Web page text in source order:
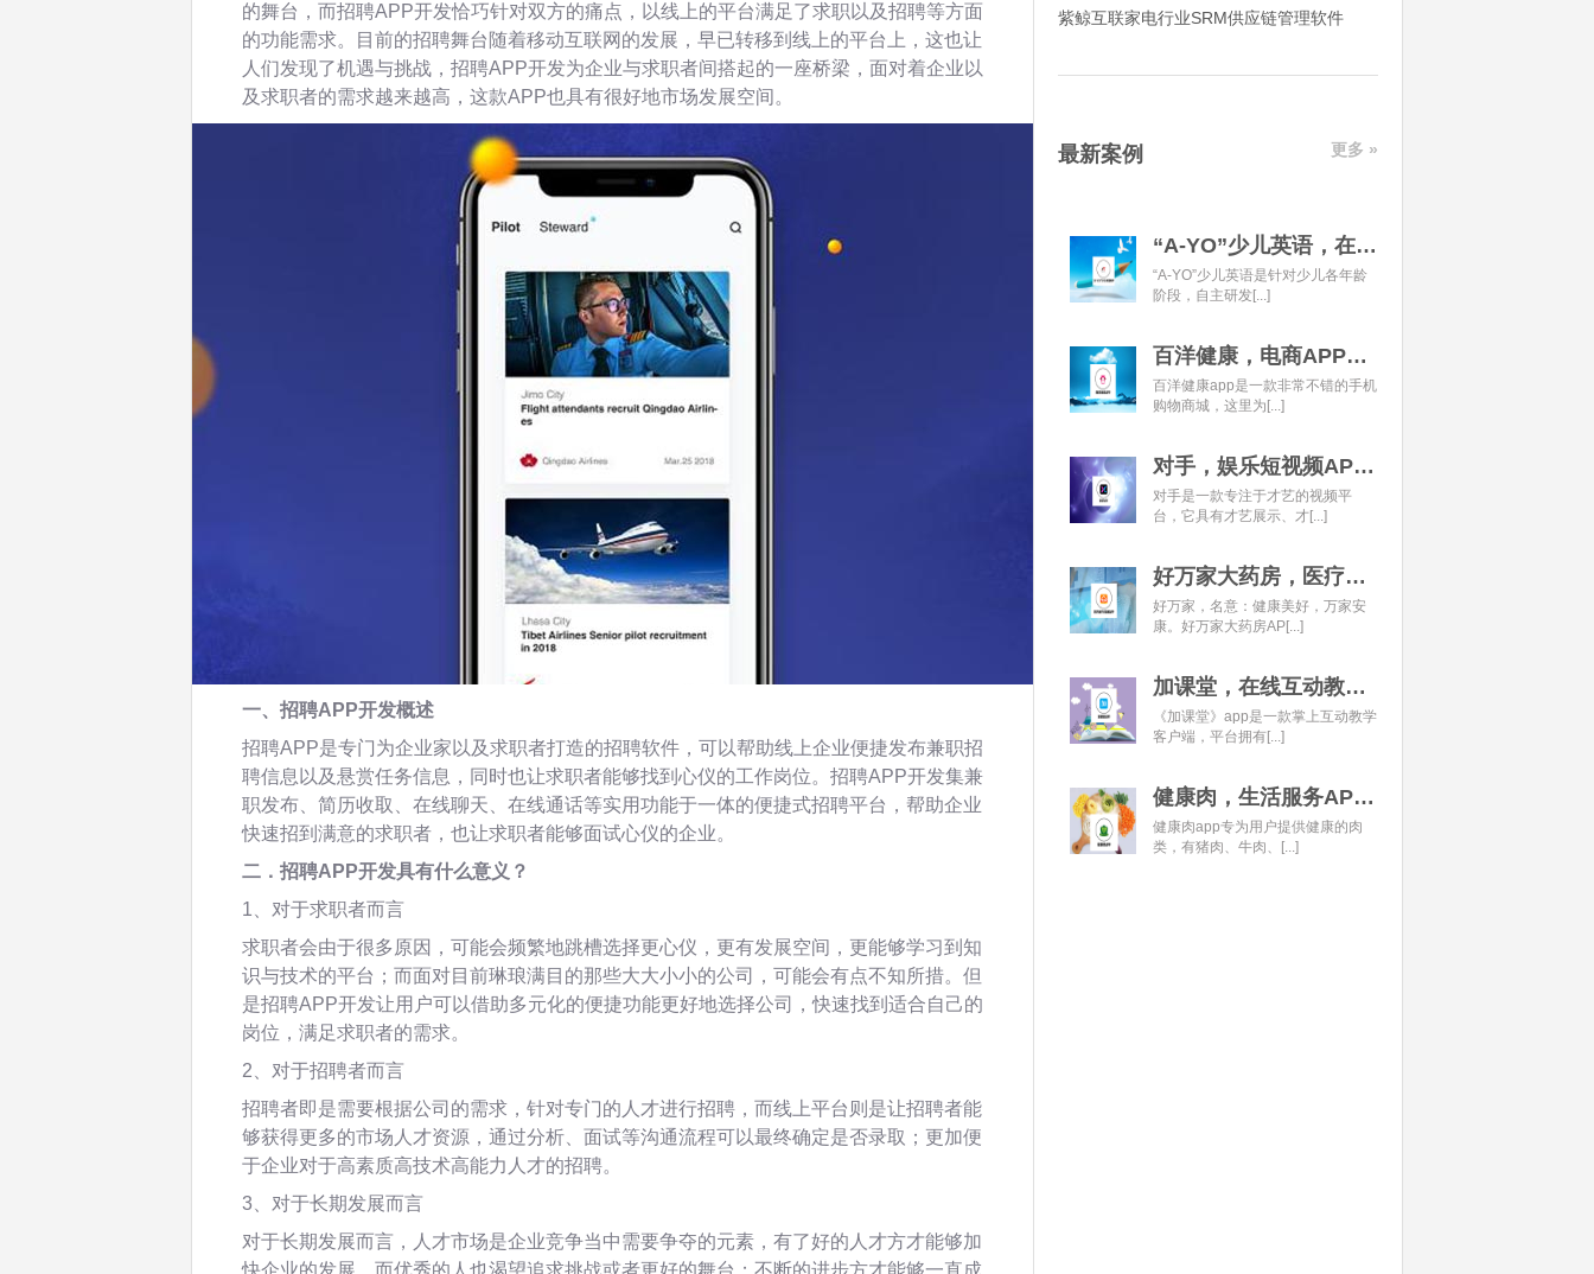
的舞台，而招聘APP开发恰巧针对双方的痛点，以线上的平台满足了求职以及招聘等方面
的功能需求。目前的招聘舞台随着移动互联网的发展，早已转移到线上的平台上，这也让
人们发现了机遇与挑战，招聘APP开发为企业与求职者间搭起的一座桥梁，面对着企业以
及求职者的需求越来越高，这款APP也具有很好地市场发展空间。
一、 招聘APP开发概述
招聘APP是专门为企业家以及求职者打造的招聘软件，可以帮助线上企业便捷发布兼职招
聘信息以及悬赏任务信息，同时也让求职者能够找到心仪的工作岗位。招聘APP开发集兼
职发布、简历收取、在线聊天、在线通话等实用功能于一体的便捷式招聘平台，帮助企业
快速招到满意的求职者，也让求职者能够面试心仪的企业。
二． 招聘APP开发具有什么意义？
1、对于求职者而言
求职者会由于很多原因，可能会频繁地跳槽选择更心仪，更有发展空间，更能够学习到知
识与技术的平台；而面对目前琳琅满目的那些大大小小的公司，可能会有点不知所措。但
是招聘APP开发让用户可以借助多元化的便捷功能更好地选择公司，快速找到适合自己的
岗位，满足求职者的需求。
2、对于招聘者而言
招聘者即是需要根据公司的需求，针对专门的人才进行招聘，而线上平台则是让招聘者能
够获得更多的市场人才资源，通过分析、面试等沟通流程可以最终确定是否录取；更加便
于企业对于高素质高技术高能力人才的招聘。
3、对于长期发展而言
对于长期发展而言，人才市场是企业竞争当中需要争夺的元素，有了好的人才方才能够加
快企业的发展，而优秀的人也渴望追求挑战或者更好的舞台；不断的进步方才能够一直成
紫鲸互联家电行业SRM供应链管理软件
最新案例 更多 »
“A-YO”少儿英语，在线语言学习平台开发经典案例
“A-YO”少儿英语是针对少儿各年龄
阶段，自主研发[...]
百洋健康，电商APP开发经典案例
百洋健康app是一款非常不错的手机
购物商城，这里为[...]
对手，娱乐短视频APP开发经典案例
对手是一款专注于才艺的视频平
台，它具有才艺展示、才[...]
好万家大药房，医疗健康APP开发经典案例
好万家，名意：健康美好，万家安
康。好万家大药房AP[...]
加课堂，在线互动教育APP经典案例
《加课堂》app是一款掌上互动教学
客户端，平台拥有[...]
健康肉，生活服务APP开发经典案例
健康肉app专为用户提供健康的肉
类，有猪肉、牛肉、[...]